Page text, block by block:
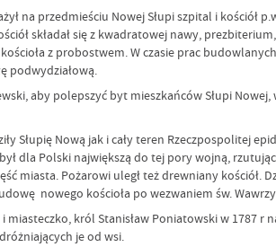
na przedmieściu Nowej Słupi szpital i kościół
składał się z kwadratowej nawy,
z probostwem. W czasie prac
podwydziałową.
aby polepszyć byt mieszkańców Słupi
Słupię Nową jak i cały teren Rzeczpospolitej
dla Polski największą do tej pory wojną,
miasta. Pożarowi uległ też drewniany
nowego kościoła po wezwaniem św.
król Stanisław Poniatowski w 1787 r
je od wsi.